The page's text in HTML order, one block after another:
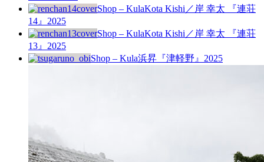
Shop – KulaKota Kishi／岸 幸太 『連荘
14』 2025
Shop – KulaKota Kishi／岸 幸太 『連荘
13』 2025
Shop – Kula浜昇『津軽野』 2025